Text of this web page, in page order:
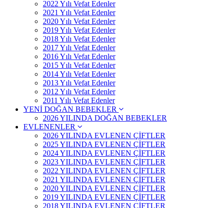
2022 Yılı Vefat Edenler
2021 Yılı Vefat Edenler
2020 Yılı Vefat Edenler
2019 Yılı Vefat Edenler
2018 Yılı Vefat Edenler
2017 Yılı Vefat Edenler
2016 Yılı Vefat Edenler
2015 Yılı Vefat Edenler
2014 Yılı Vefat Edenler
2013 Yılı Vefat Edenler
2012 Yılı Vefat Edenler
2011 Yılı Vefat Edenler
YENİ DOĞAN BEBEKLER
2026 YILINDA DOĞAN BEBEKLER
EVLENENLER
2026 YILINDA EVLENEN ÇİFTLER
2025 YILINDA EVLENEN ÇİFTLER
2024 YILINDA EVLENEN ÇİFTLER
2023 YILINDA EVLENEN ÇİFTLER
2022 YILINDA EVLENEN ÇİFTLER
2021 YILINDA EVLENEN ÇİFTLER
2020 YILINDA EVLENEN ÇİFTLER
2019 YILINDA EVLENEN ÇİFTLER
2018 YILINDA EVLENEN ÇİFTLER